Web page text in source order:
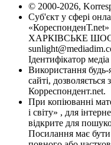
© 2000-2026,
Суб'єкт у сфері
ХАРКІВСЬКЕ ШОСЕ,
Ідентифікатор
Використання будь-
сайті,
Корреспондент.net.
При копіюванні
і світу» , для
відкрите для
Посилання має бути